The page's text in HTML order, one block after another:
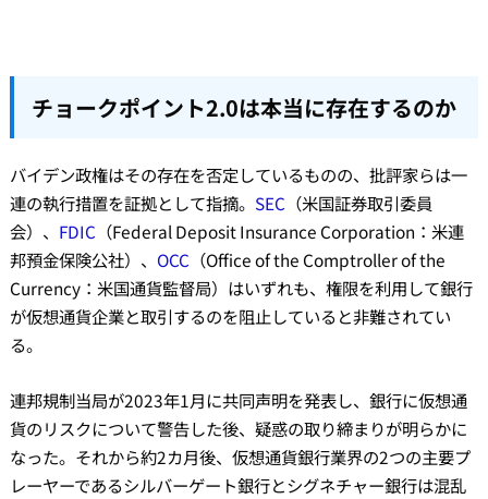
チョークポイント2.0は本当に存在するのか
バイデン政権はその存在を否定しているものの、批評家らは一
連の執行措置を証拠として指摘。 SEC （米国証券取引委員
会）、 FDIC （Federal Deposit Insurance Corporation：米連
邦預金保険公社）、 OCC （Office of the Comptroller of the
Currency：米国通貨監督局）はいずれも、権限を利用して銀行
が仮想通貨企業と取引するのを阻止していると非難されてい
る。
連邦規制当局が2023年1月に共同声明を発表し、銀行に仮想通
貨のリスクについて警告した後、疑惑の取り締まりが明らかに
なった。それから約2カ月後、仮想通貨銀行業界の2つの主要プ
レーヤーであるシルバーゲート銀行とシグネチャー銀行は混乱